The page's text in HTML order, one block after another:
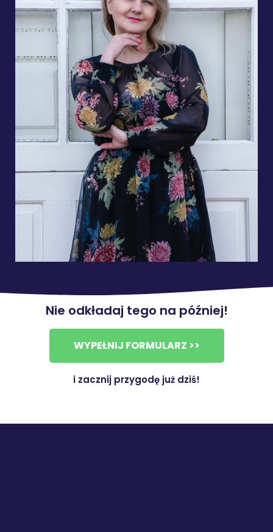
Nie odkładaj tego na później!
WYPEŁNIJ FORMULARZ >>
i zacznij przygodę już dziś!